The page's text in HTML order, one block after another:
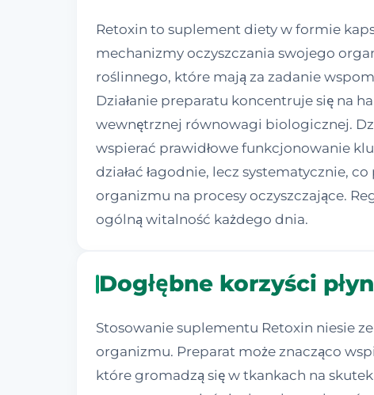
Retoxin to suplement diety w formie
mechanizmy oczyszczania swojego
roślinnego, które mają za zadanie
Działanie preparatu koncentruje się na
wewnętrznej równowagi biologicznej.
wspierać prawidłowe funkcjonowanie
działać łagodnie, lecz systematycznie,
organizmu na procesy oczyszczające.
ogólną witalność każdego dnia.
Dogłębne korzyści
Stosowanie suplementu Retoxin niesie
organizmu. Preparat może znacząco
które gromadzą się w tkankach na